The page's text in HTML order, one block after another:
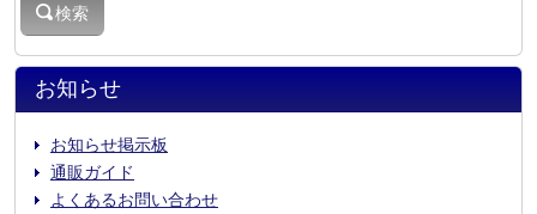
お知らせ
お知らせ掲示板
通販ガイド
よくあるお問い合わせ
検索